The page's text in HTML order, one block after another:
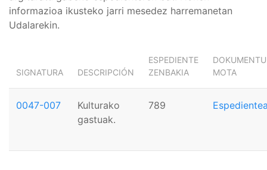
informazioa ikusteko jarri mesedez harremanetan
Udalarekin.
SIGNATURA DESCRIPCIÓN
ESPEDIENTE
ZENBAKIA
DOKUMENTU
MOTA
0047-007
Kulturako
gastuak.
789